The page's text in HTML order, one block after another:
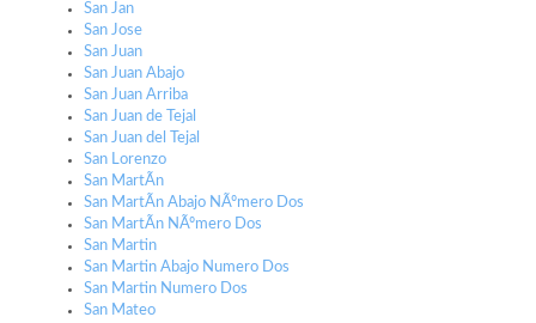
San Jan
San Jose
San Juan
San Juan Abajo
San Juan Arriba
San Juan de Tejal
San Juan del Tejal
San Lorenzo
San MartÃ­n
San MartÃ­n Abajo NÃºmero Dos
San MartÃ­n NÃºmero Dos
San Martin
San Martin Abajo Numero Dos
San Martin Numero Dos
San Mateo